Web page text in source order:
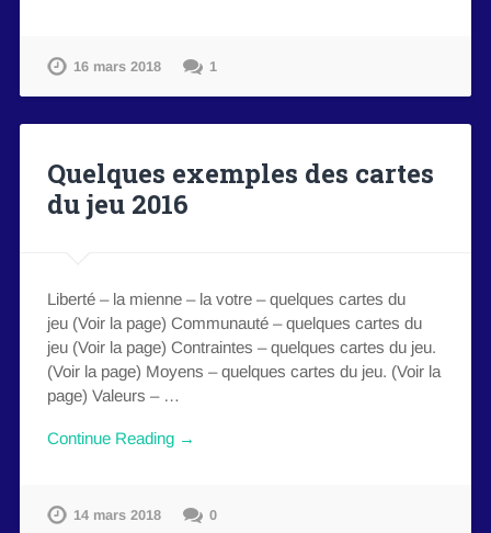
16 mars 2018 1
Quelques exemples des cartes
du jeu 2016
Liberté – la mienne – la votre – quelques cartes du
jeu (Voir la page) Communauté – quelques cartes du
jeu (Voir la page) Contraintes – quelques cartes du jeu.
(Voir la page) Moyens – quelques cartes du jeu. (Voir la
page) Valeurs – …
Continue Reading →
14 mars 2018 0